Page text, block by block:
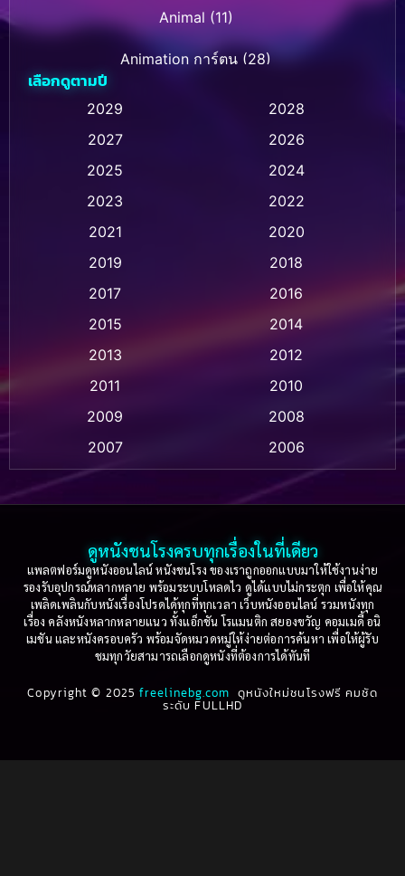
Animal (11)
Animation การ์ตูน (28)
Animation การ์ตูน (236)
Animation การ์ตูน (32)
Animation แอนิเมชั่น (1)
Animation แอนิเมชัน (1)
Based on a True Story เรื่องจริง(75)
Based on Novel(16)
Betrayal(1)
Biography(3)
Biography ชีวประวัติ (61)
เลือกดูตามปี
2029
2028
2027
2026
2025
2024
2023
2022
2021
2020
2019
2018
2017
2016
2015
2014
2013
2012
2011
2010
2009
2008
2007
2006
2005
2004
2003
2002
2001
2000
1999
1998
1997
1996
1995
1994
1993
1992
1991
1990
ดูหนังชนโรงครบทุกเรื่องในที่เดียว
แพลตฟอร์มดูหนังออนไลน์ หนังชนโรง ของเราถูกออกแบบมาให้ใช้งานง่าย
รองรับอุปกรณ์หลากหลาย พร้อมระบบโหลดไว ดูได้แบบไม่กระตุก เพื่อให้คุณ
เพลิดเพลินกับหนังเรื่องโปรดได้ทุกที่ทุกเวลา เว็บหนังออนไลน์ รวมหนังทุก
เรื่อง คลังหนังหลากหลายแนว ทั้งแอ็กชัน โรแมนติก สยองขวัญ คอมเมดี้ อนิ
เมชัน และหนังครอบครัว พร้อมจัดหมวดหมู่ให้ง่ายต่อการค้นหา เพื่อให้ผู้รับ
ชมทุกวัยสามารถเลือกดูหนังที่ต้องการได้ทันที
Copyright © 2025freelinebg.com ดูหนังใหม่ชนโรงฟรี คมชัด
ระดับ FULLHD